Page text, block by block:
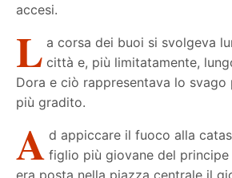
accesi.
L a corsa dei buoi si svolgeva
città e, più limitatamente,
Dora e ciò rappresentava lo
più gradito.
A d appiccare il fuoco alla
figlio più giovane del principe
era posta nella piazza centrale il